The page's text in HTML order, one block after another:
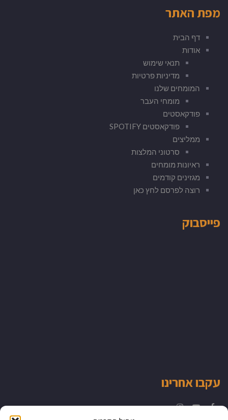
מפת האתר
דף הבית
אודות
תנאי שימוש
מדיניות פרטיות
המומחים שלנו
מומחי העבר
פודקאסטים
פודקאסטים SPOTIFY
ממליצים
סרטוני המלצות
ראיונות מומחים
מגזינים קודמים
רוצה לפרסם לחץ כאן
פייסבוק
עקבו אחרינו